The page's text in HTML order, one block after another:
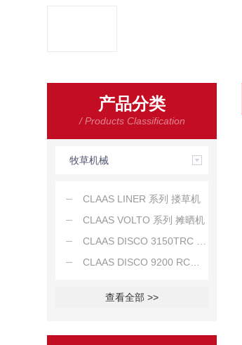
产品分类
/ Products Classification
牧草机械
CLAAS LINER 系列 搂草机
CLAAS VOLTO 系列 摊晒机
CLAAS DISCO 3150TRC 牵引式割草机
CLAAS DISCO 9200 RC后置割草机
查看全部 >>